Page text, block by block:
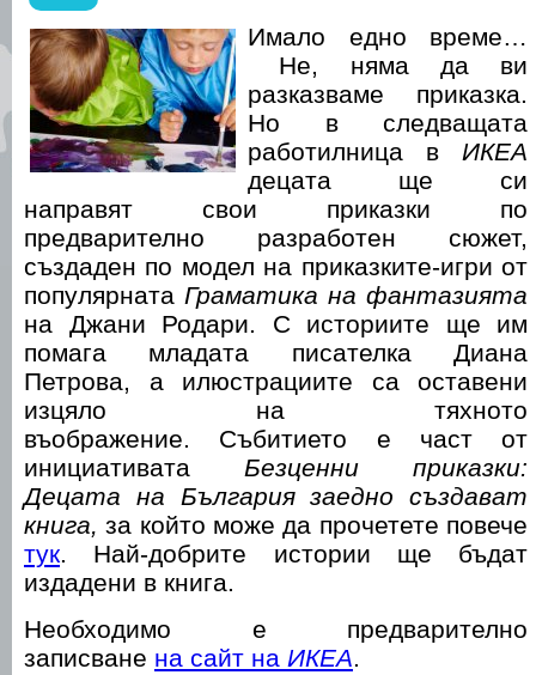
Имало едно време…
Не, няма да ви
разказваме приказка.
Но в следващата
работилница в ИКЕА
децата ще си
направят свои приказки по
предварително разработен сюжет,
създаден по модел на приказките-игри от
популярната Граматика на фантазията
на Джани Родари. С историите ще им
помага младата писателка Диана
Петрова, а илюстрациите са оставени
изцяло на тяхното
въображение. Събитието е част от
инициативата Безценни приказки:
Децата на България заедно създават
книга,за който може да прочетете повече
тук. Най-добрите истории ще бъдат
издадени в книга.
Необходимо е предварително
записване на сайт на ИКЕА